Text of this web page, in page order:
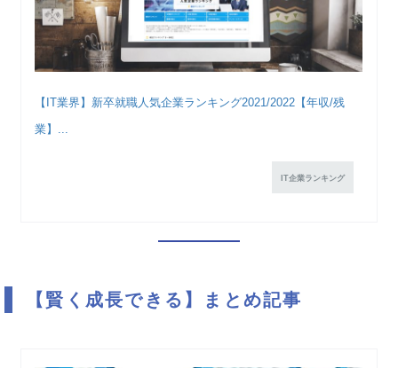
【IT業界】新卒就職人気企業ランキング2021/2022【年収/残
業】...
IT企業ランキング
【賢く成長できる】まとめ記事